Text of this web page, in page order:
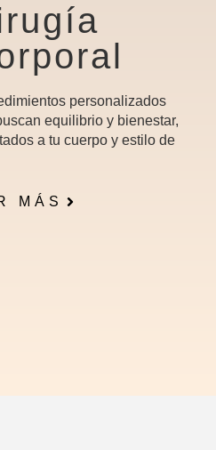
personalizados
equilibrio y bienestar,
a tu cuerpo y estilo de
MÁS